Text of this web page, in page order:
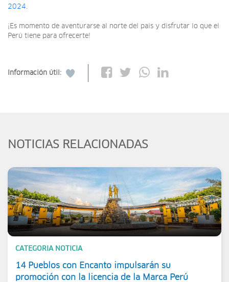
2024.
¡Es momento de aventurarse al norte del país y disfrutar lo que el
Perú tiene para ofrecerte!
Información útil:
NOTICIAS RELACIONADAS
CATEGORIA NOTICIA
14 Pueblos con Encanto impulsarán su
promoción con la licencia de la Marca Perú